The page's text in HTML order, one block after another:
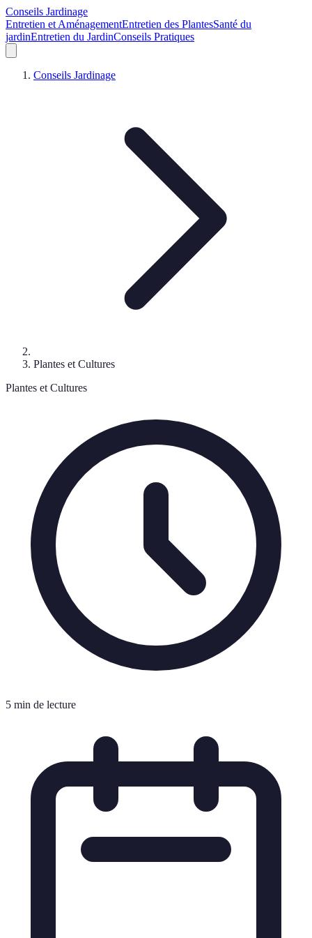
Conseils Jardinage
Entretien et AménagementEntretien des PlantesSanté du
jardinEntretien du JardinConseils Pratiques
Conseils Jardinage
Plantes et Cultures
Plantes et Cultures
5 min de lecture